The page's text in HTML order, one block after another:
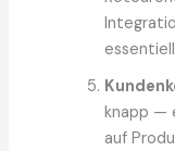
knapp —
auf